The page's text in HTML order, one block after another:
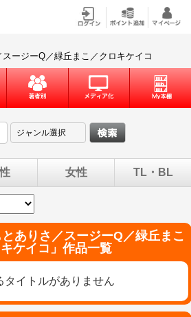
ージーQ／緑丘まこ／クロキケイコ
女性 TL・BL
ありさ／スージーQ／緑丘まこ
ケイコ 」作品一覧
タイトルがありません